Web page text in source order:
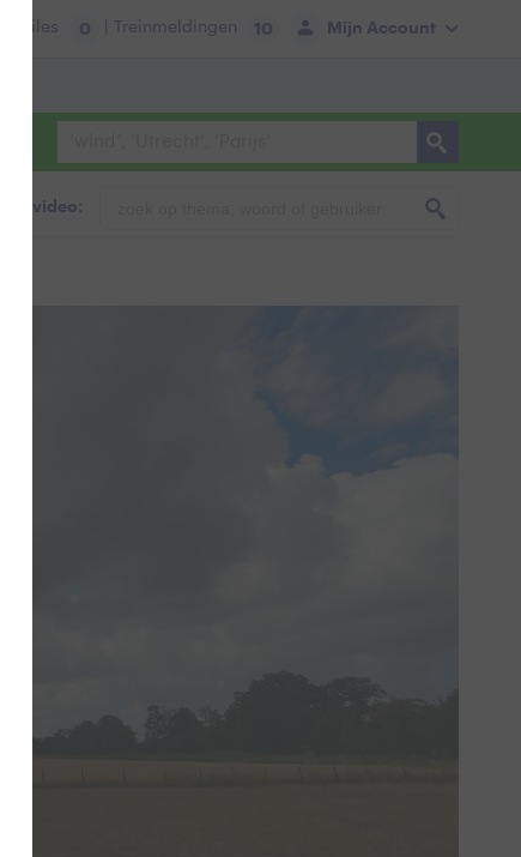
Mijn Account
Files 0 | Treinmeldingen 10
& video: